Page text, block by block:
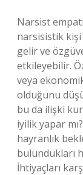
Narsist
narsisistik
gelir ve
etkileyebilir.
veya
olduğunu
bu da ilişki
iyilik yapar
hayranlık
bulundukları
İhtiyaçları